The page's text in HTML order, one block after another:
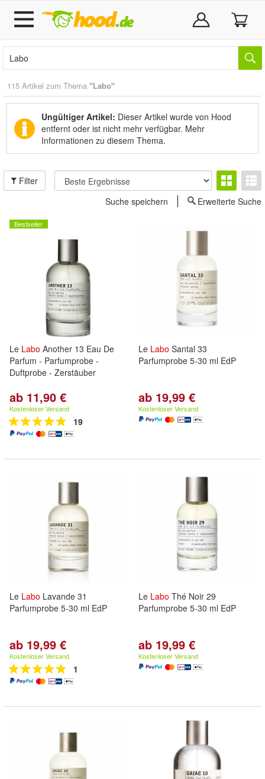
115 Artikel zum Thema "Labo"
Ungültiger Artikel: Dieser Artikel wurde von Hood
entfernt oder ist nicht mehr verfügbar. Mehr
Informationen zu diesem Thema.
Filter
Suche speichern
Erweiterte Suche
Bestseller
Le Labo Another 13 Eau De
Parfum - Parfumprobe -
Duftprobe - Zerstäuber
ab 11,90 €
Kostenloser Versand
19
Le Labo Santal 33
Parfumprobe 5-30 ml EdP
ab 19,99 €
Kostenloser Versand
Le Labo Lavande 31
Parfumprobe 5-30 ml EdP
ab 19,99 €
Kostenloser Versand
1
Le Labo Thé Noir 29
Parfumprobe 5-30 ml EdP
ab 19,99 €
Kostenloser Versand